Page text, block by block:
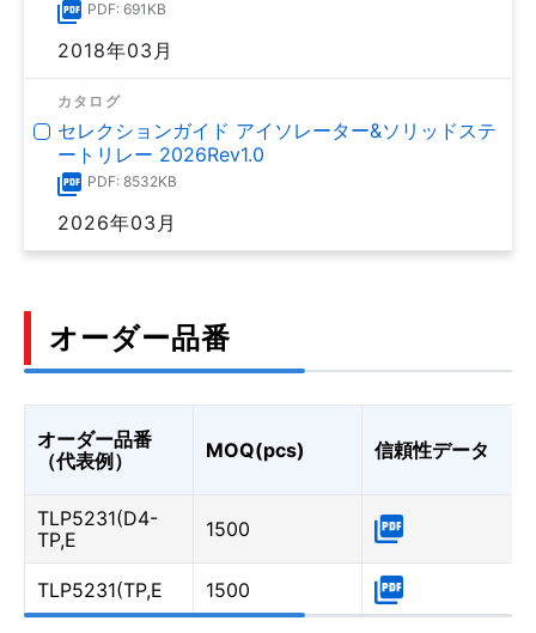
PDF: 691KB
2018年03月
カタログ
セレクションガイド アイソレーター&ソリッドステ
ートリレー 2026Rev1.0
PDF: 8532KB
2026年03月
オーダー品番
オーダー品番
（代表例）
MOQ(pcs) 信頼性データ
TLP5231(D4-
TP,E
1500
TLP5231(TP,E 1500